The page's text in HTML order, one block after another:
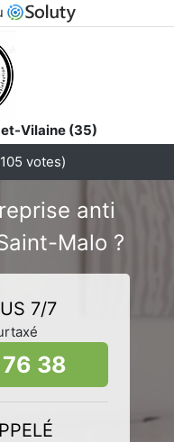
Vilaine (35)
105 votes)
anti
Malo ?
7/7
38